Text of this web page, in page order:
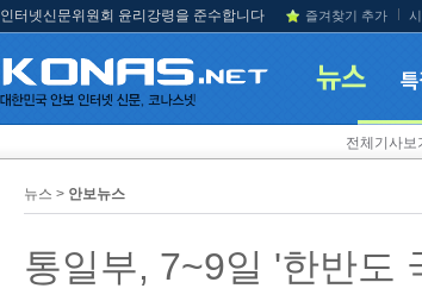
인터넷신문위원회 윤리강령을 준수합니다 즐겨찾기 추가
전체기사보
뉴스 > 안보뉴스
통일부, 7~9일 '한반도